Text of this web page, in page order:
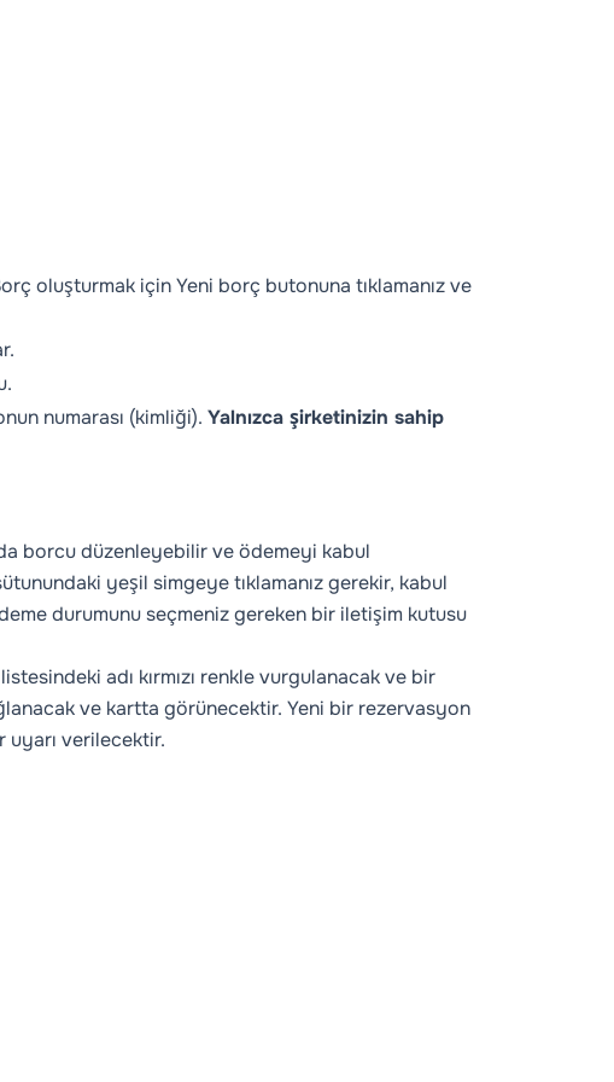
oluşturmak içinYeni borç butonuna tıklamanız ve
numarası (kimliği). Yalnızca şirketinizin sahip
borcu düzenleyebilir ve ödemeyi kabul
yeşil simgeye tıklamanız gerekir, kabul
durumunu seçmeniz gereken bir iletişim kutusu
adı kırmızı renkle vurgulanacak ve bir
ve kartta görünecektir. Yeni bir rezervasyon
verilecektir.